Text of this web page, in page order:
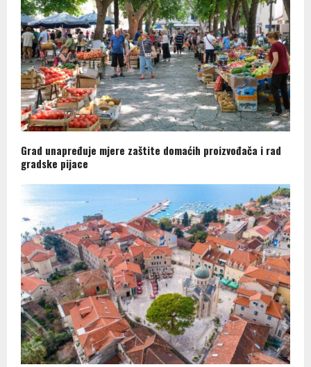
Grad unapređuje mjere zaštite domaćih proizvođača i rad
gradske pijace